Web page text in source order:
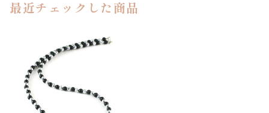
最近チェックした商品